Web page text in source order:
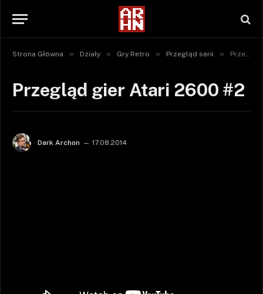
Strona Główna » Działy » Gry Retro » Przegląd serii » Przegląd gier Atari 2600 #2
Przegląd gier Atari 2600 #2
Dark Archon 17.08.2014